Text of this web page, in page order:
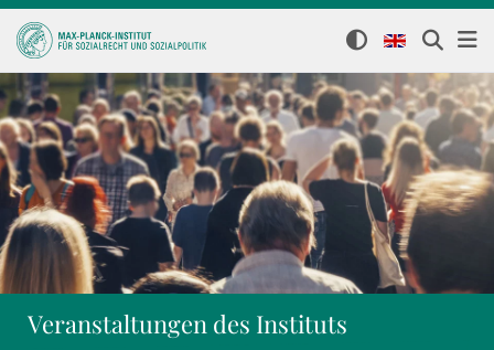
Veranstaltungen des Instituts